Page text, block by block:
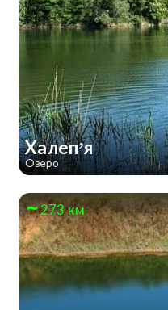
Халеп’я
Озеро
273 км